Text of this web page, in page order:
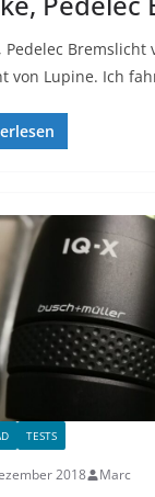
Pedelec
von Lupine. Ich
TESTS
2018 Marc